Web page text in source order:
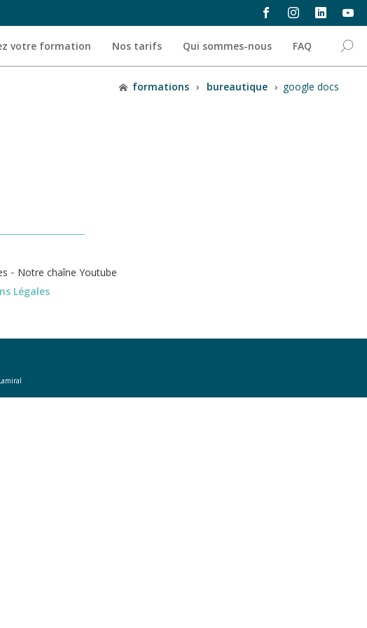
votre formation Nos tarifs Qui sommes-nous FAQ
formations › bureautique › google docs
- Notre chaîne Youtube
Légales